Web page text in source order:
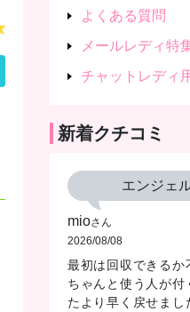
よくある質問
メールレディ特
チャットレディ
新着クチコミ
エンジェ
mioさん
2026/08/08
最初は回収できるか
ちゃんと使う人が付
たより早く戻せまし